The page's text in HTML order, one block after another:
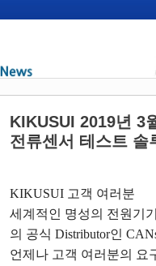
KIKUSUI 2019년 3
전류센서 테스트 솔
KIKUSUI 고객 여러분
세계적인 명성의 전원기
의 공식 Distributor인
언제나 고객 여러분의 요